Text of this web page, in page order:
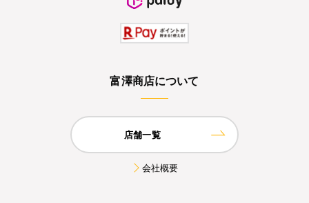
富澤商店について
店舗一覧
会社概要